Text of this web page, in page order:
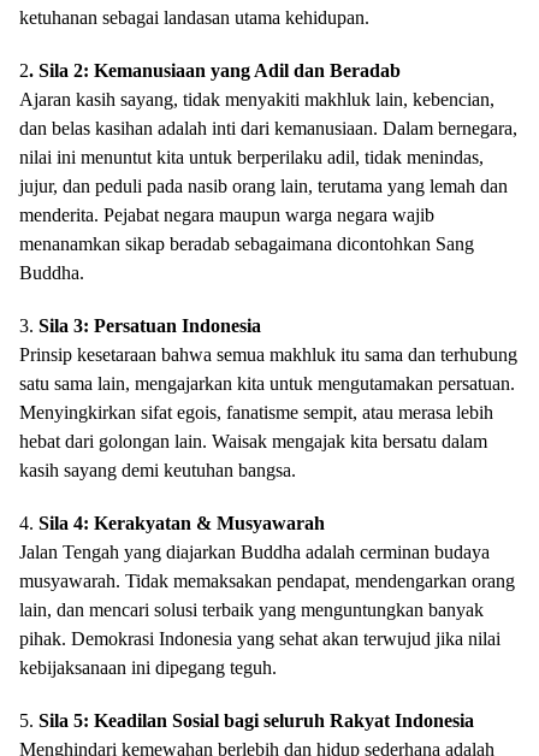
ketuhanan sebagai landasan utama kehidupan.
2. Sila 2: Kemanusiaan yang Adil dan Beradab
Ajaran kasih sayang, tidak menyakiti makhluk lain, kebencian,
dan belas kasihan adalah inti dari kemanusiaan. Dalam bernegara,
nilai ini menuntut kita untuk berperilaku adil, tidak menindas,
jujur, dan peduli pada nasib orang lain, terutama yang lemah dan
menderita. Pejabat negara maupun warga negara wajib
menanamkan sikap beradab sebagaimana dicontohkan Sang
Buddha.
3. Sila 3: Persatuan Indonesia
Prinsip kesetaraan bahwa semua makhluk itu sama dan terhubung
satu sama lain, mengajarkan kita untuk mengutamakan persatuan.
Menyingkirkan sifat egois, fanatisme sempit, atau merasa lebih
hebat dari golongan lain. Waisak mengajak kita bersatu dalam
kasih sayang demi keutuhan bangsa.
4. Sila 4: Kerakyatan & Musyawarah
Jalan Tengah yang diajarkan Buddha adalah cerminan budaya
musyawarah. Tidak memaksakan pendapat, mendengarkan orang
lain, dan mencari solusi terbaik yang menguntungkan banyak
pihak. Demokrasi Indonesia yang sehat akan terwujud jika nilai
kebijaksanaan ini dipegang teguh.
5. Sila 5: Keadilan Sosial bagi seluruh Rakyat Indonesia
Menghindari kemewahan berlebih dan hidup sederhana adalah